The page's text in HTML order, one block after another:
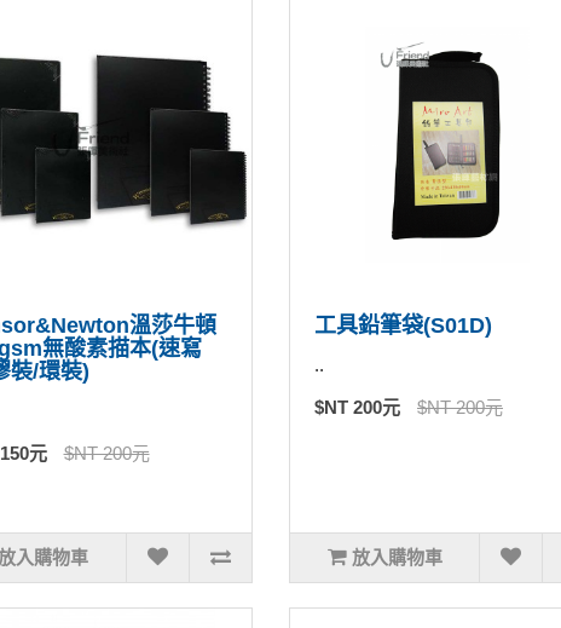
溫莎牛頓
無酸素描本(速寫
裝/環裝)
元 $NT 200元
入購物車
工具鉛筆袋(S01D)
..
$NT 200元 $NT 200元
放入購物車